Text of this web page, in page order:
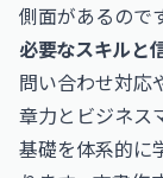
側面があるので
必要なスキルと
問い合わせ対応
章力とビジネス
基礎を体系的に